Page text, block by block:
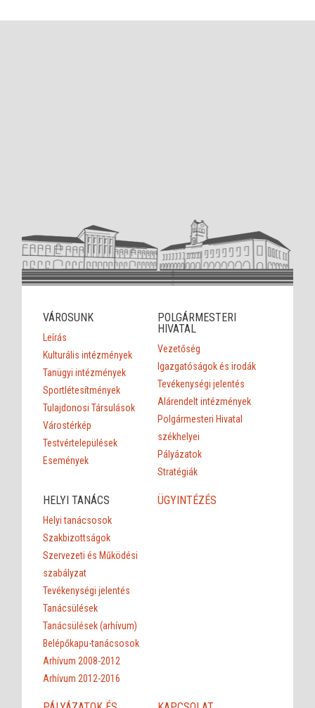
VÁROSUNK
Leírás
Kulturális intézmények
Tanügyi intézmények
Sportlétesítmények
Tulajdonosi Társulások
Várostérkép
Testvértelepülések
Események
POLGÁRMESTERI
HIVATAL
Vezetőség
Igazgatóságok és irodák
Tevékenységi jelentés
Alárendelt intézmények
Polgármesteri Hivatal
székhelyei
Pályázatok
Stratégiák
HELYI TANÁCS
Helyi tanácsosok
Szakbizottságok
Szervezeti és Működési
szabályzat
Tevékenységi jelentés
Tanácsülések
Tanácsülések (arhívum)
Belépőkapu-tanácsosok
Arhívum 2008-2012
Arhívum 2012-2016
ÜGYINTÉZÉS